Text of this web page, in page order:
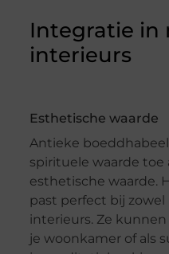
Integratie in
interieurs
Esthetische waarde
Antieke
spirituele waarde toe
esthetische waarde.
past perfect bij
interieurs. Ze
je woonkamer of als